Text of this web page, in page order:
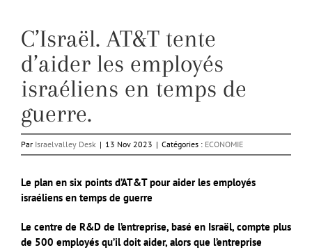
C’Israël. AT&T tente
d’aider les employés
israéliens en temps de
guerre.
Par Israelvalley Desk | 13 Nov 2023 | Catégories : ECONOMIE
Le plan en six points d’AT&T pour aider les employés
israéliens en temps de guerre
Le centre de R&D de l’entreprise, basé en Israël, compte plus
de 500 employés qu’il doit aider, alors que l’entreprise